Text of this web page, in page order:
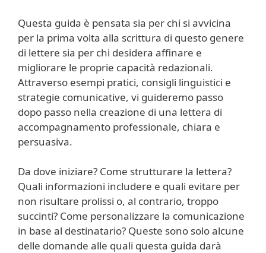
Questa guida è pensata sia per chi si avvicina
per la prima volta alla scrittura di questo genere
di lettere sia per chi desidera affinare e
migliorare le proprie capacità redazionali.
Attraverso esempi pratici, consigli linguistici e
strategie comunicative, vi guideremo passo
dopo passo nella creazione di una lettera di
accompagnamento professionale, chiara e
persuasiva.
Da dove iniziare? Come strutturare la lettera?
Quali informazioni includere e quali evitare per
non risultare prolissi o, al contrario, troppo
succinti? Come personalizzare la comunicazione
in base al destinatario? Queste sono solo alcune
delle domande alle quali questa guida darà